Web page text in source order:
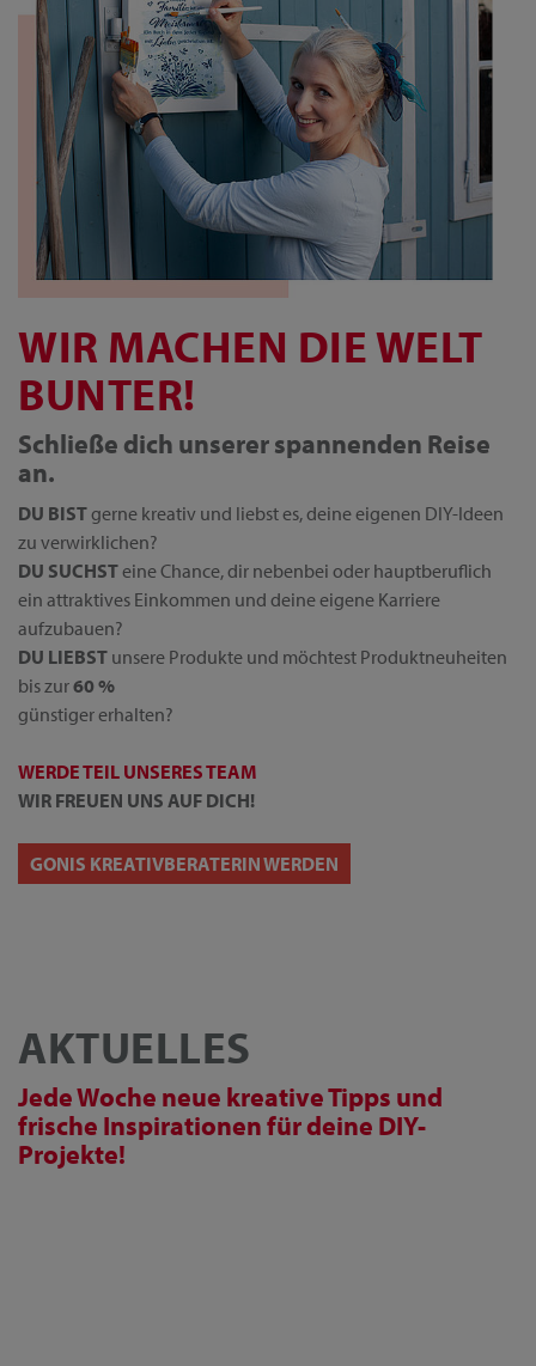
WIR MACHEN DIE WELT
BUNTER!
Schließe dich unserer spannenden Reise
an.
DU BISTgerne kreativ und liebst es, deine eigenen DIY-Ideen
zu verwirklichen?
DU SUCHSTeine Chance, dir nebenbei oder hauptberuflich
ein attraktives Einkommen und deine eigene Karriere
aufzubauen?
DU LIEBST unsere Produkte und möchtest Produktneuheiten
bis zur60 %
günstiger erhalten?
WERDE TEIL UNSERES TEAM
WIR FREUEN UNS AUF DICH!
GONIS KREATIVBERATERIN WERDEN
AKTUELLES
Jede Woche neue kreative Tipps und
frische Inspirationen für deine DIY-
Projekte!